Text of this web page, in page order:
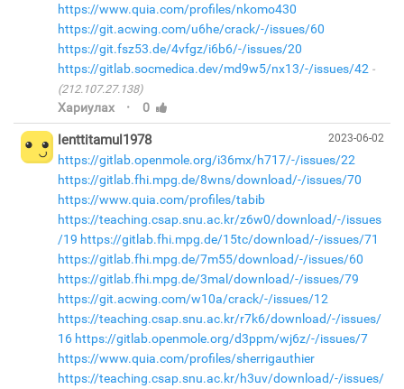
https://www.quia.com/profiles/nkomo430
https://git.acwing.com/u6he/crack/-/issues/60
https://git.fsz53.de/4vfgz/i6b6/-/issues/20
https://gitlab.socmedica.dev/md9w5/nx13/-/issues/42
(212.107.27.138)
Хариулах · 0
2023-06-02
lenttitamul1978
https://gitlab.openmole.org/i36mx/h717/-/issues/22
https://gitlab.fhi.mpg.de/8wns/download/-/issues/70
https://www.quia.com/profiles/tabib
https://teaching.csap.snu.ac.kr/z6w0/download/-/issues
/19 https://gitlab.fhi.mpg.de/15tc/download/-/issues/71
https://gitlab.fhi.mpg.de/7m55/download/-/issues/60
https://gitlab.fhi.mpg.de/3mal/download/-/issues/79
https://git.acwing.com/w10a/crack/-/issues/12
https://teaching.csap.snu.ac.kr/r7k6/download/-/issues/
16 https://gitlab.openmole.org/d3ppm/wj6z/-/issues/7
https://www.quia.com/profiles/sherrigauthier
https://teaching.csap.snu.ac.kr/h3uv/download/-/issues/